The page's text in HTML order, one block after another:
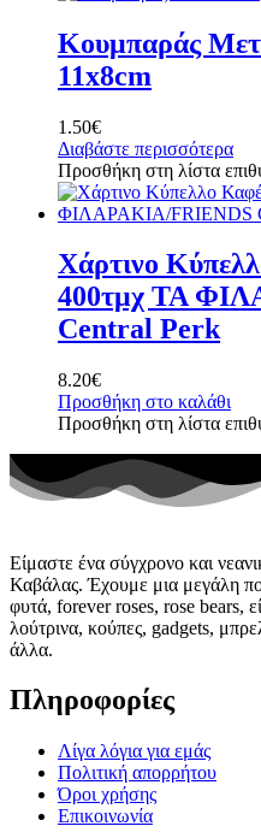
Κουμπαράς
11x8cm
1.50€
Διαβάστε περισσότερα
Προσθήκη στη λίστα
Χάρτινο
400τμχ ΤΑ
Central Perk
8.20€
Προσθήκη στο καλάθι
Προσθήκη στη λίστα
Είμαστε ένα σύγχρονο και
Καβάλας. Έχουμε μια μεγάλη
φυτά, forever roses, rose bears,
λούτρινα, κούπες, gadgets,
άλλα.
Πληροφορίες
Λίγα λόγια για εμάς
Πολιτική απορρήτου
Όροι χρήσης
Επικοινωνία